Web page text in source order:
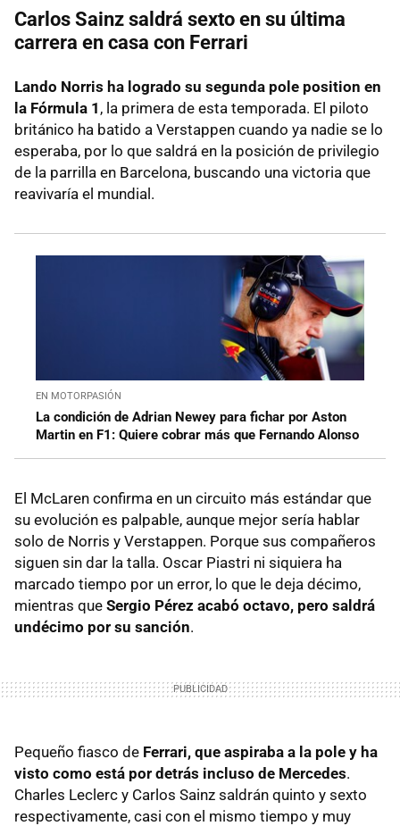
Carlos Sainz saldrá sexto en su última
carrera en casa con Ferrari
Lando Norris ha logrado su segunda pole position en
la Fórmula 1 , la primera de esta temporada. El piloto
británico ha batido a Verstappen cuando ya nadie se lo
esperaba, por lo que saldrá en la posición de privilegio
de la parrilla en Barcelona, buscando una victoria que
reavivaría el mundial.
EN MOTORPASIÓN
La condición de Adrian Newey para fichar por Aston
Martin en F1: Quiere cobrar más que Fernando Alonso
El McLaren confirma en un circuito más estándar que
su evolución es palpable, aunque mejor sería hablar
solo de Norris y Verstappen. Porque sus compañeros
siguen sin dar la talla. Oscar Piastri ni siquiera ha
marcado tiempo por un error, lo que le deja décimo,
mientras que Sergio Pérez acabó octavo, pero saldrá
undécimo por su sanción.
Pequeño fiasco de Ferrari, que aspiraba a la pole y ha
visto como está por detrás incluso de Mercedes.
Charles Leclerc y Carlos Sainz saldrán quinto y sexto
respectivamente, casi con el mismo tiempo y muy